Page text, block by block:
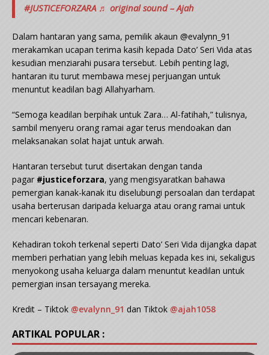
#JUSTICEFORZARA ♬ original sound – Ajah
Dalam hantaran yang sama, pemilik akaun @evalynn_91
merakamkan ucapan terima kasih kepada Dato’ Seri Vida atas
kesudian menziarahi pusara tersebut. Lebih penting lagi,
hantaran itu turut membawa mesej perjuangan untuk
menuntut keadilan bagi Allahyarham.
“Semoga keadilan berpihak untuk Zara… Al-fatihah,” tulisnya,
sambil menyeru orang ramai agar terus mendoakan dan
melaksanakan solat hajat untuk arwah.
Hantaran tersebut turut disertakan dengan tanda
pagar #justiceforzara, yang mengisyaratkan bahawa
pemergian kanak-kanak itu diselubungi persoalan dan terdapat
usaha berterusan daripada keluarga atau orang ramai untuk
mencari kebenaran.
Kehadiran tokoh terkenal seperti Dato’ Seri Vida dijangka dapat
memberi perhatian yang lebih meluas kepada kes ini, sekaligus
menyokong usaha keluarga dalam menuntut keadilan untuk
pemergian insan tersayang mereka.
Kredit – Tiktok @evalynn_91 dan Tiktok @ajah1058
ARTIKAL POPULAR :